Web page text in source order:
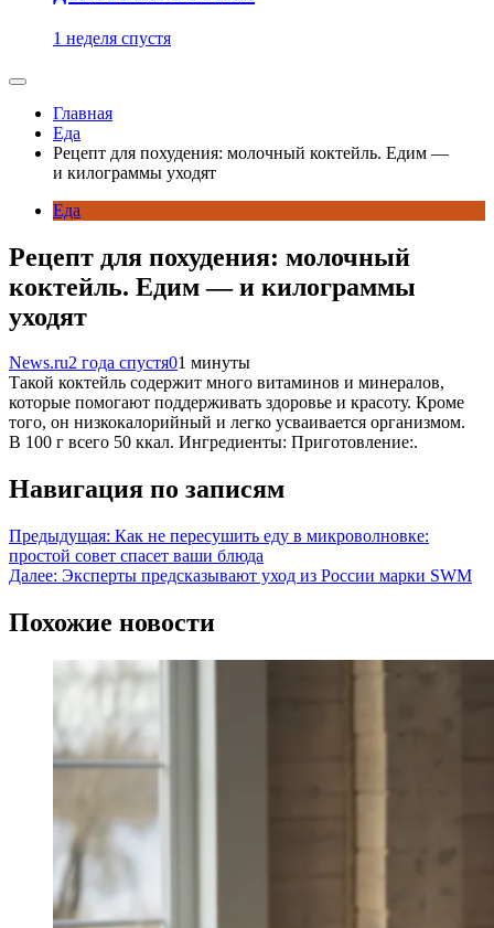
1 неделя спустя
Главная
Еда
Рецепт для похудения: молочный коктейль. Едим —
и килограммы уходят
Еда
Рецепт для похудения: молочный
коктейль. Едим — и килограммы
уходят
News.ru2 года спустя01 минуты
Такой коктейль содержит много витаминов и минералов,
которые помогают поддерживать здоровье и красоту. Кроме
того, он низкокалорийный и легко усваивается организмом.
В 100 г всего 50 ккал. Ингредиенты: Приготовление:.
Навигация по записям
Предыдущая: Как не пересушить еду в микроволновке:
простой совет спасет ваши блюда
Далее: Эксперты предсказывают уход из России марки SWM
Похожие новости